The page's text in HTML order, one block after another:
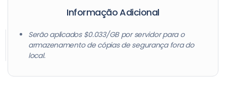
64 GB
Informação Adicional
Serão aplicados $0.033/GB por servidor para o
armazenamento de cópias de segurança fora do
local.